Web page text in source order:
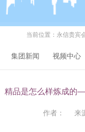
当前位置： 永信贵宾
集团新闻 视频中心
作者： 来